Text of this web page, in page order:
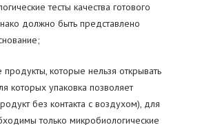
тесты качества готового
должно быть представлено
которые нельзя открывать
которых упаковка позволяет
без контакта с воздухом), для
только микробиологические